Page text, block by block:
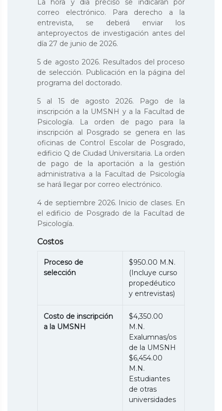
La hora y día preciso se indicarán por
correo electrónico. Para derecho a la
entrevista, se deberá enviar los
anteproyectos de investigación antes del
día 27 de junio de 2026.
5 de agosto 2026. Resultados del proceso
de selección. Publicación en la página del
programa del doctorado.
5 al 15 de agosto 2026. Pago de la
inscripción a la UMSNH y a la Facultad de
Psicología. La orden de pago para la
inscripción al Posgrado se genera en las
oficinas de Control Escolar de Posgrado,
edificio Q de Ciudad Universitaria. La orden
de pago de la aportación a la gestión
administrativa a la Facultad de Psicología
se hará llegar por correo electrónico.
4 de septiembre 2026. Inicio de clases. En
el edificio de Posgrado de la Facultad de
Psicología.
Costos
Proceso de
selección
$950.00 M.N.
(Incluye curso
propedéutico
y entrevistas)
Costo de inscripción
a la UMSNH
$4,350.00
M.N.
Exalumnas/os
de la UMSNH
$6,454.00
M.N.
Estudiantes
de otras
universidades